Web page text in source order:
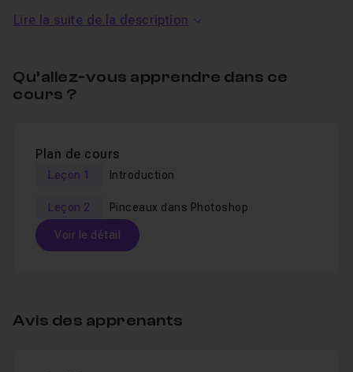
Un QCM vous permet de valider vos connaissances en
Photoshop découvrez ma
Lire la suite de la description
Qu’allez-vous apprendre dans ce
cours ?
Plan de cours
Leçon 1 Introduction
Leçon 2 Pinceaux dans Photoshop
Voir le détail
Avis des apprenants